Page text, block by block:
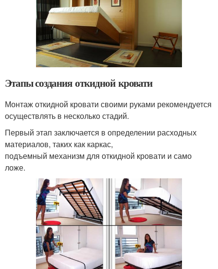
Этапы создания откидной кровати
Монтаж откидной кровати своими руками рекомендуется
осуществлять в несколько стадий.
Первый этап заключается в определении расходных
материалов, таких как каркас,
подъемный механизм для откидной кровати и само
ложе.